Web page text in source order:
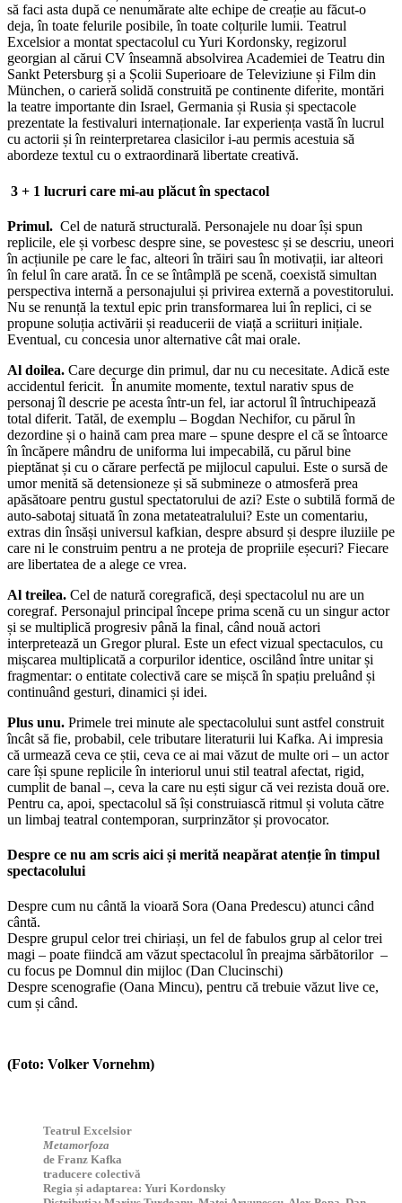
să faci asta după ce nenumărate alte echipe de creație au făcut-o
deja, în toate felurile posibile, în toate colțurile lumii. Teatrul
Excelsior a montat spectacolul cu Yuri Kordonsky, regizorul
georgian al cărui CV înseamnă absolvirea Academiei de Teatru din
Sankt Petersburg și a Școlii Superioare de Televiziune și Film din
München, o carieră solidă construită pe continente diferite, montări
la teatre importante din Israel, Germania și Rusia și spectacole
prezentate la festivaluri internaționale. Iar experiența vastă în lucrul
cu actorii și în reinterpretarea clasicilor i-au permis acestuia să
abordeze textul cu o extraordinară libertate creativă.
3 + 1 lucruri care mi-au plăcut în spectacol
Primul. Cel de natură structurală. Personajele nu doar își spun
replicile, ele și vorbesc despre sine, se povestesc și se descriu, uneori
în acțiunile pe care le fac, alteori în trăiri sau în motivații, iar alteori
în felul în care arată. În ce se întâmplă pe scenă, coexistă simultan
perspectiva internă a personajului și privirea externă a povestitorului.
Nu se renunță la textul epic prin transformarea lui în replici, ci se
propune soluția activării și readucerii de viață a scriituri inițiale.
Eventual, cu concesia unor alternative cât mai orale.
Al doilea. Care decurge din primul, dar nu cu necesitate. Adică este
accidentul fericit. În anumite momente, textul narativ spus de
personaj îl descrie pe acesta într-un fel, iar actorul îl întruchipează
total diferit. Tatăl, de exemplu – Bogdan Nechifor, cu părul în
dezordine și o haină cam prea mare – spune despre el că se întoarce
în încăpere mândru de uniforma lui impecabilă, cu părul bine
pieptănat și cu o cărare perfectă pe mijlocul capului. Este o sursă de
umor menită să detensioneze și să submineze o atmosferă prea
apăsătoare pentru gustul spectatorului de azi? Este o subtilă formă de
auto-sabotaj situată în zona metateatralului? Este un comentariu,
extras din însăși universul kafkian, despre absurd și despre iluziile pe
care ni le construim pentru a ne proteja de propriile eșecuri? Fiecare
are libertatea de a alege ce vrea.
Al treilea. Cel de natură coregrafică, deși spectacolul nu are un
coregraf. Personajul principal începe prima scenă cu un singur actor
și se multiplică progresiv până la final, când nouă actori
interpretează un Gregor plural. Este un efect vizual spectaculos, cu
mișcarea multiplicată a corpurilor identice, oscilând între unitar și
fragmentar: o entitate colectivă care se mișcă în spațiu preluând și
continuând gesturi, dinamici și idei.
Plus unu. Primele trei minute ale spectacolului sunt astfel construit
încât să fie, probabil, cele tributare literaturii lui Kafka. Ai impresia
că urmează ceva ce știi, ceva ce ai mai văzut de multe ori – un actor
care își spune replicile în interiorul unui stil teatral afectat, rigid,
cumplit de banal –, ceva la care nu ești sigur că vei rezista două ore.
Pentru ca, apoi, spectacolul să își construiască ritmul și voluta către
un limbaj teatral contemporan, surprinzător și provocator.
Despre ce nu am scris aici și merită neapărat atenție în timpul
spectacolului
Despre cum nu cântă la vioară Sora (Oana Predescu) atunci când
cântă.
Despre grupul celor trei chiriași, un fel de fabulos grup al celor trei
magi – poate fiindcă am văzut spectacolul în preajma sărbătorilor –
cu focus pe Domnul din mijloc (Dan Clucinschi)
Despre scenografie (Oana Mincu), pentru că trebuie văzut live ce,
cum și când.
(Foto: Volker Vornehm)
Teatrul Excelsior
Metamorfoza
de Franz Kafka
traducere colectivă
Regia și adaptarea: Yuri Kordonsky